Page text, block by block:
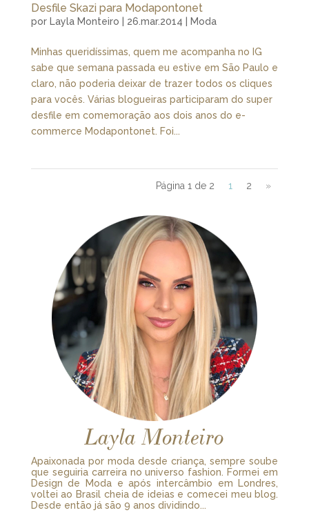
Desfile Skazi para Modapontonet
por Layla Monteiro 26.mar.2014 Moda
Minhas queridíssimas, quem me acompanha no IG
sabe que semana passada eu estive em São Paulo e
claro, não poderia deixar de trazer todos os cliques
para vocês. Várias blogueiras participaram do super
desfile em comemoração aos dois anos do e-
commerce Modapontonet. Foi...
Página 1 de 2 1 2 »
Layla Monteiro
Apaixonada por moda desde criança, sempre soube
que seguiria carreira no universo fashion. Formei em
Design de Moda e após intercâmbio em Londres,
voltei ao Brasil cheia de ideias e comecei meu blog.
Desde então já são 9 anos dividindo...